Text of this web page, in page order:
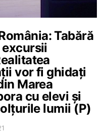
Tabără
excursii
vor fi ghidați
Marea
cu elevi și
lumii (P)